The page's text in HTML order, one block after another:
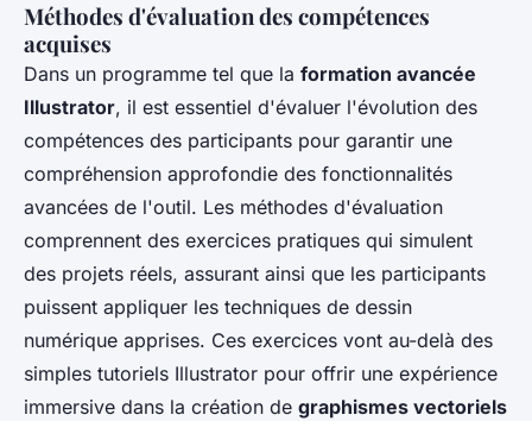
Méthodes d'évaluation des compétences
acquises
Dans un programme tel que la formation avancée
Illustrator, il est essentiel d'évaluer l'évolution des
compétences des participants pour garantir une
compréhension approfondie des fonctionnalités
avancées de l'outil. Les méthodes d'évaluation
comprennent des exercices pratiques qui simulent
des projets réels, assurant ainsi que les participants
puissent appliquer les techniques de dessin
numérique apprises. Ces exercices vont au-delà des
simples tutoriels Illustrator pour offrir une expérience
immersive dans la création de graphismes vectoriels